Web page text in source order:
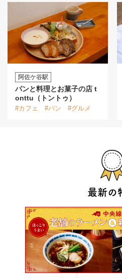
最新の
阿佐ケ谷駅
パンと料理とお菓子の店 t
onttu（トントゥ）
#カフェ #パン #グルメ